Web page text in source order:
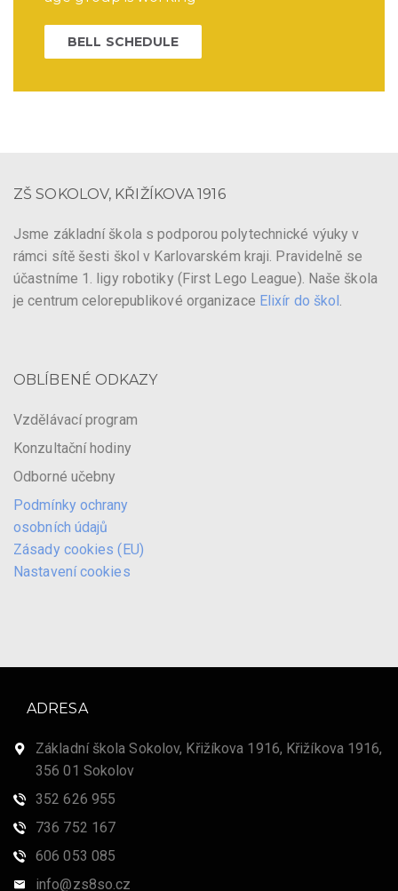
BELL SCHEDULE
ZŠ SOKOLOV, KŘIŽÍKOVA 1916
Jsme základní škola s podporou polytechnické výuky v
rámci sítě šesti škol v Karlovarském kraji. Pravidelně se
účastníme 1. ligy robotiky (First Lego League). Naše škola
je centrum celorepublikové organizace Elixír do škol .
OBLÍBENÉ ODKAZY
Vzdělávací program
Konzultační hodiny
Odborné učebny
Podmínky ochrany
osobních údajů
Zásady cookies (EU)
Nastavení cookies
ADRESA
Základní škola Sokolov, Křižíkova 1916, Křižíkova 1916,
356 01 Sokolov
352 626 955
736 752 167
606 053 085
info@zs8so.cz